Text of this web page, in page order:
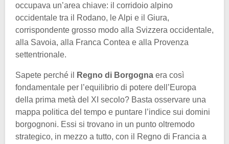
occupava un’area chiave: il corridoio alpino
occidentale tra il Rodano, le Alpi e il Giura,
corrispondente grosso modo alla Svizzera occidentale,
alla Savoia, alla Franca Contea e alla Provenza
settentrionale.
Sapete perché il Regno di Borgogna era così
fondamentale per l’equilibrio di potere dell’Europa
della prima metà del XI secolo? Basta osservare una
mappa politica del tempo e puntare l’indice sui domini
borgognoni. Essi si trovano in un punto oltremodo
strategico, in mezzo a tutto, con il Regno di Francia a